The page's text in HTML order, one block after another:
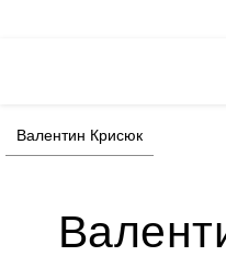
Валентин Крисюк